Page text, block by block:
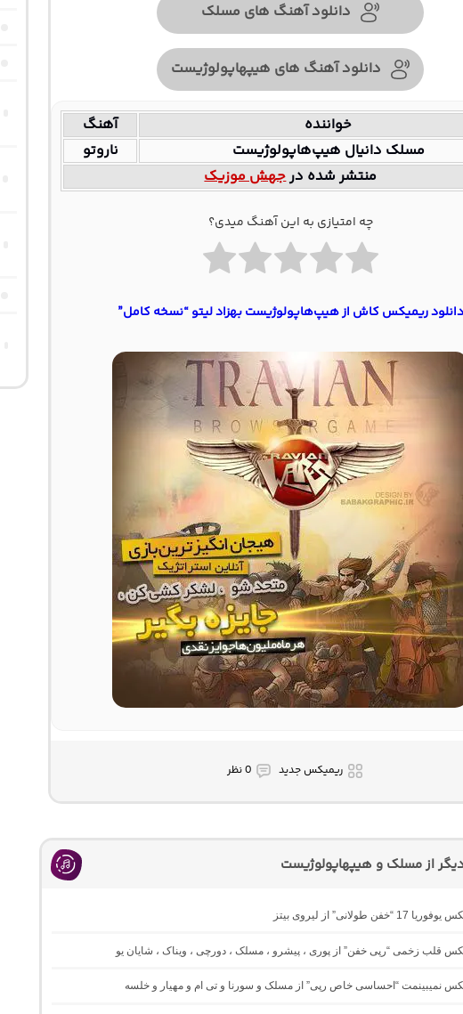
دانلود آهنگ های مسلک
دانلود آهنگ های هیپهاپولوژیست
خواننده
آهنگ
مسلک دانیال هیپ‌هاپولوژیست
ناروتو
منتشر شده درجهش موزیک
چه امتیازی به این آهنگ میدی؟
دانلود ریمیکس کاش از هیپ‌هاپولوژیست بهزاد لیتو “نسخه کامل”
ریمیکس جدید 0 نظر
از مسلک و هیپهاپولوژیست
طولانی” از لیروی بیتز
قلب زخمی “رپی خفن” از پوری ، پیشرو ، مسلک ، دورچی ، ویناک ، شایان یو
نمیبینمت “احساسی خاص رپی” از مسلک و سورنا و تی ام و مهیار و خلسه